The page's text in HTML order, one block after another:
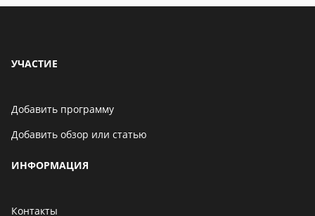
УЧАСТИЕ
Добавить программу
Добавить обзор или статью
ИНФОРМАЦИЯ
Контакты